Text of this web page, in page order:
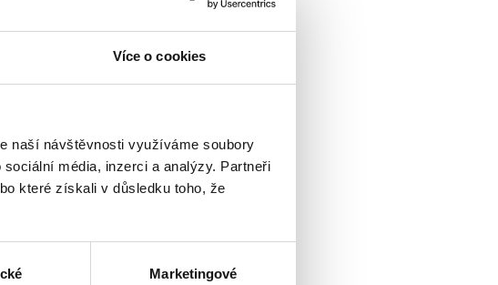
Více o cookies
naší návštěvnosti využíváme soubory
média, inzerci a analýzy. Partneři
které získali v důsledku toho, že
Marketingové
2025 se zajímavým
domy, vycházejícím
– počet příspěvků se
více než zdvojnásobil
uvádí Dr. rer. nat.
systémů potvrzuje, že
našim studentům